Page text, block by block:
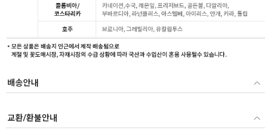
배송안내
교환/환불안내